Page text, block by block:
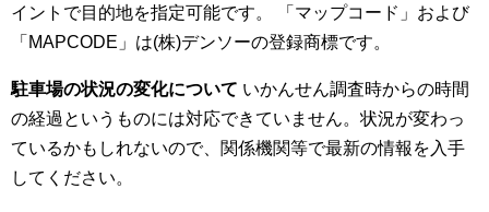
イントで目的地を指定可能です。 「マップコード」および
「MAPCODE」は(株)デンソーの登録商標です。
駐車場の状況の変化について いかんせん調査時からの時間
の経過というものには対応できていません。状況が変わっ
ているかもしれないので、関係機関等で最新の情報を入手
してください。